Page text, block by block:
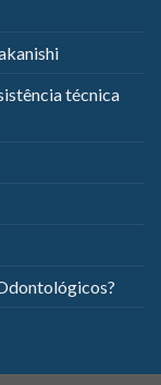
técnica